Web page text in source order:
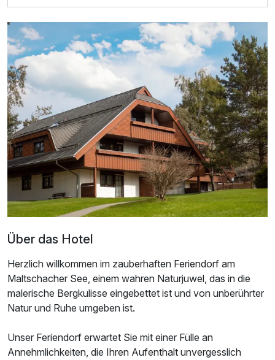
Ausstattung
Über das Hotel
Herzlich willkommen im zauberhaften Feriendorf am
Maltschacher See, einem wahren Naturjuwel, das in die
malerische Bergkulisse eingebettet ist und von unberührter
Natur und Ruhe umgeben ist.
Unser Feriendorf erwartet Sie mit einer Fülle an
Annehmlichkeiten, die Ihren Aufenthalt unvergesslich